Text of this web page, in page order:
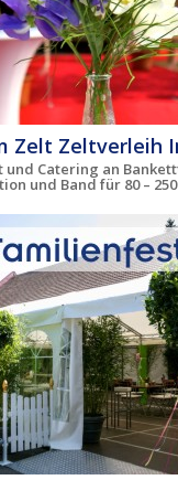
Zelt Zeltverleih
und Catering an
und Band für 80 –